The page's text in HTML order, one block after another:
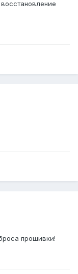
прошивки!